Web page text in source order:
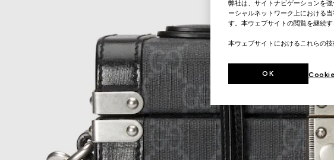
弊社は、サイトナビゲーションを
ーシャルネットワーク上における
す。本ウェブサイトの閲覧を継続
本ウェブサイトにおけるこれらの
OK